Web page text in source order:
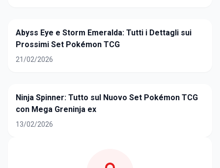
Abyss Eye e Storm Emeralda: Tutti i Dettagli sui
Prossimi Set Pokémon TCG
21/02/2026
Ninja Spinner: Tutto sul Nuovo Set Pokémon TCG
con Mega Greninja ex
13/02/2026